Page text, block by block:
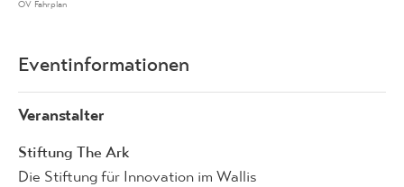
ÖV Fahrplan
Eventinformationen
Veranstalter
Stiftung The Ark
Die Stiftung für Innovation im Wallis